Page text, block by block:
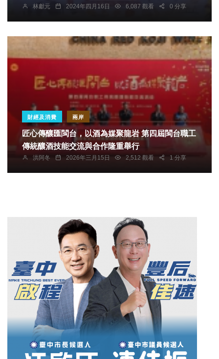
林獻元 2024年四月16日 6,087 觀看 0 分享
財經及消費 兩岸
匠心傳釀匯閩台，以酒為媒聚龍岩 第四屆閩台職工
傳統釀酒技能交流與合作隆重舉行
洪阿冬 2026年三月15日 2,512 觀看 1 分享